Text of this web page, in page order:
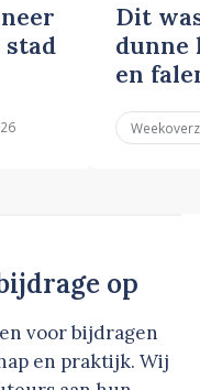
stad
Dit
dunne
en
op
voor bijdragen
en praktijk. Wij